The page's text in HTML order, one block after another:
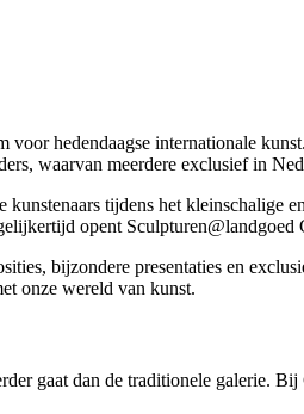
hedendaagse internationale
waarvan meerdere exclusief in
tijdens het kleinschalige
opent
bijzondere presentaties en
onze wereld van kunst.
gaat dan de traditionele galerie.